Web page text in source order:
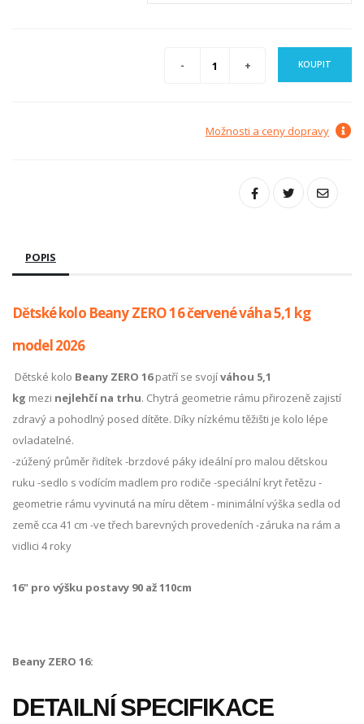
KOUPIT
Možnosti a ceny dopravy
POPIS
Dětské kolo Beany ZERO 16 červené váha 5,1 kg
model 2026
Dětské kolo Beany ZERO 16patří se svojíváhou 5,1
kg mezi nejlehčí na trhu. Chytrá geometrie rámu přirozeně zajistí
zdravý a pohodlný posed dítěte. Díky nízkému těžišti je kolo lépe
ovladatelné.
-zúžený průměr řidítek -brzdové páky ideální pro malou dětskou
ruku -sedlo s vodícím madlem pro rodiče -speciální kryt řetězu -
geometrie rámu vyvinutá na míru dětem - minimální výška sedla od
země cca 41 cm -ve třech barevných provedeních -záruka na rám a
vidlici 4 roky
16" pro výšku postavy 90 až 110cm
Beany ZERO 16:
DETAILNÍ SPECIFIKACE